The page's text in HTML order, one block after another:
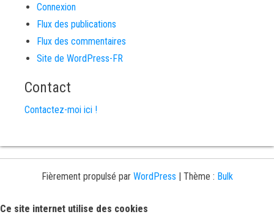
Connexion
Flux des publications
Flux des commentaires
Site de WordPress-FR
Contact
Contactez-moi ici !
Fièrement propulsé par WordPress | Thème : Bulk
Ce site internet utilise des cookies